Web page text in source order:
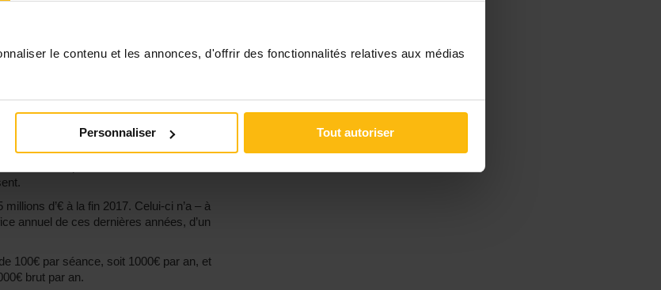
le contenu et les annonces, d'offrir des fonctionnalités relatives aux médias
Personnaliser Tout autoriser
les mesures qui s’imposent. Ce qui
par Alain Bultot, ancien député
et
est composé de l’ancienne majorité de
du PS comme observateur. La
par le MR Michel Eylenbosch.
à la SLRB de “
dénoncer de toute
sa propre enquête
Mais le risque de voir arriver un
d’€ à la fin 2017. Celui-ci n’a – à
annuel de ces dernières années, d’un
100€ par séance, soit 1000€ par an, et
brut par an.